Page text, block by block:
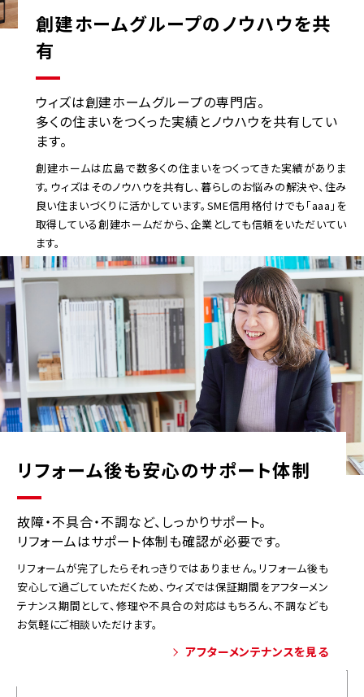
創建ホームグループのノウハウを共
有
ウィズは創建ホームグループの専門店。
多くの住まいをつくった実績とノウハウを共有してい
ます。
創建ホームは広島で数多くの住まいをつくってきた実績がありま
す。ウィズはそのノウハウを共有し、暮らしのお悩みの解決や、住み
良い住まいづくりに活かしています。SME信用格付けでも「aaa」を
取得している創建ホームだから、企業としても信頼をいただいてい
ます。
リフォーム後も安心のサポート体制
故障・不具合・不調など、しっかりサポート。
リフォームはサポート体制も確認が必要です。
リフォームが完了したらそれっきりではありません。リフォーム後も
安心して過ごしていただくため、ウィズでは保証期間をアフターメン
テナンス期間として、修理や不具合の対応はもちろん、不調なども
お気軽にご相談いただけます。
アフターメンテナンスを見る